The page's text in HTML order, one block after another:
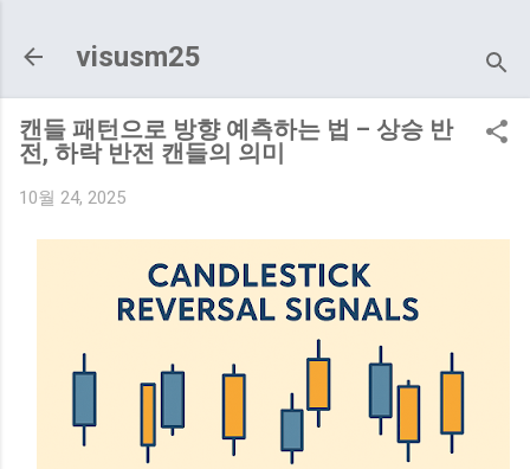
visusm25
캔들 패턴으로 방향 예측하는 법 – 상승 반
전, 하락 반전 캔들의 의미
10월 24, 2025